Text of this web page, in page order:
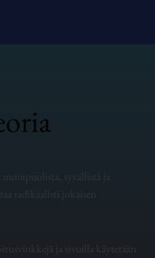
monipuolista, syvällistä ja
radikaalisti jokaisen
ja sivuilla käytetään